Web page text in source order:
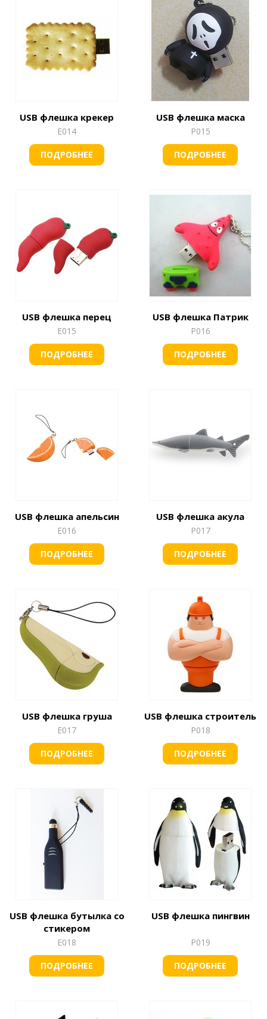
USB флешка крекер
Е014
ПОДРОБНЕЕ
USB флешка маска
Р015
ПОДРОБНЕЕ
USB флешка перец
Е015
ПОДРОБНЕЕ
USB флешка Патрик
Р016
ПОДРОБНЕЕ
USB флешка апельсин
Е016
ПОДРОБНЕЕ
USB флешка акула
Р017
ПОДРОБНЕЕ
USB флешка груша
Е017
ПОДРОБНЕЕ
USB флешка строитель
Р018
ПОДРОБНЕЕ
USB флешка бутылка со
стикером
Е018
ПОДРОБНЕЕ
USB флешка пингвин
Р019
ПОДРОБНЕЕ